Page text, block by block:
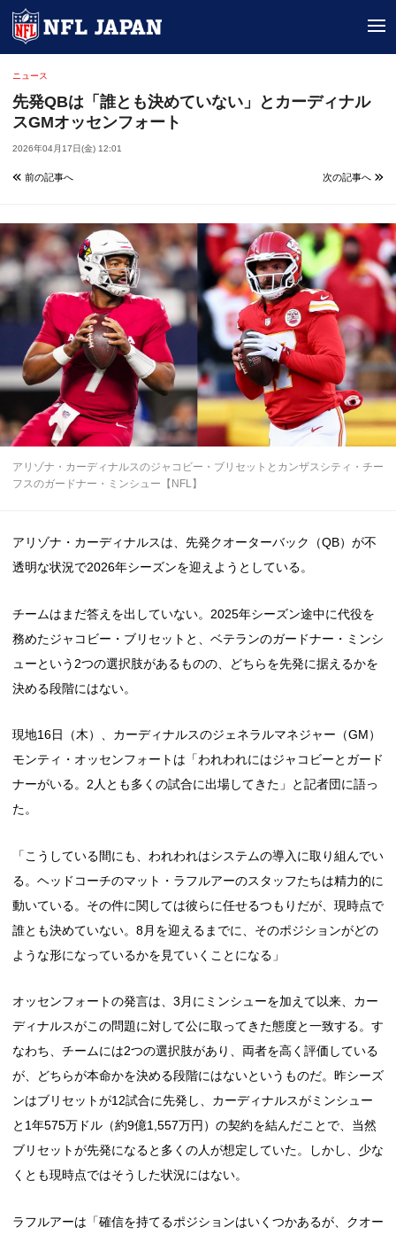
ニュース
先発QBは「誰とも決めていない」とカーディナル
スGMオッセンフォート
2026年04月17日(金) 12:01
前の記事へ 次の記事へ
アリゾナ・カーディナルスのジャコビー・ブリセットとカンザスシティ・チー
フスのガードナー・ミンシュー【NFL】
アリゾナ・カーディナルスは、先発クオーターバック（QB）が不
透明な状況で2026年シーズンを迎えようとしている。
チームはまだ答えを出していない。2025年シーズン途中に代役を
務めたジャコビー・ブリセットと、ベテランのガードナー・ミンシ
ューという2つの選択肢があるものの、どちらを先発に据えるかを
決める段階にはない。
現地16日（木）、カーディナルスのジェネラルマネジャー（GM）
モンティ・オッセンフォートは「われわれにはジャコビーとガード
ナーがいる。2人とも多くの試合に出場してきた」と記者団に語っ
た。
「こうしている間にも、われわれはシステムの導入に取り組んでい
る。ヘッドコーチのマット・ラフルアーのスタッフたちは精力的に
動いている。その件に関しては彼らに任せるつもりだが、現時点で
誰とも決めていない。8月を迎えるまでに、そのポジションがどの
ような形になっているかを見ていくことになる」
オッセンフォートの発言は、3月にミンシューを加えて以来、カー
ディナルスがこの問題に対して公に取ってきた態度と一致する。す
なわち、チームには2つの選択肢があり、両者を高く評価している
が、どちらが本命かを決める段階にはないというものだ。昨シーズ
ンはブリセットが12試合に先発し、カーディナルスがミンシュー
と1年575万ドル（約9億1,557万円）の契約を結んだことで、当然
ブリセットが先発になると多くの人が想定していた。しかし、少な
くとも現時点ではそうした状況にはない。
ラフルアーは「確信を持てるポジションはいくつかあるが、クオー